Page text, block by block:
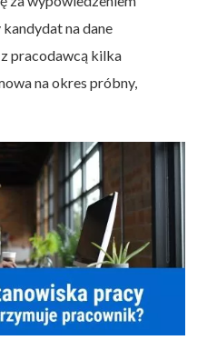
na dane
pracodawcą kilka
na okres próbny,